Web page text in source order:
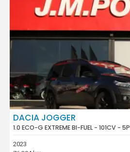
DACIA JOGGER
1.0 ECO-G EXTREME BI-FUEL - 101CV - 5P
2023